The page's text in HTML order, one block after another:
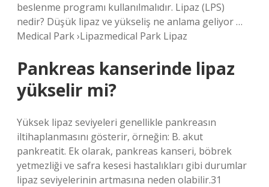
beslenme programı kullanılmalıdır. Lipaz (LPS)
nedir? Düşük lipaz ve yükseliş ne anlama geliyor …
Medical Park ›Lipazmedical Park Lipaz
Pankreas kanserinde lipaz
yükselir mi?
Yüksek lipaz seviyeleri genellikle pankreasın
iltihaplanmasını gösterir, örneğin: B. akut
pankreatit. Ek olarak, pankreas kanseri, böbrek
yetmezliği ve safra kesesi hastalıkları gibi durumlar
lipaz seviyelerinin artmasına neden olabilir.31